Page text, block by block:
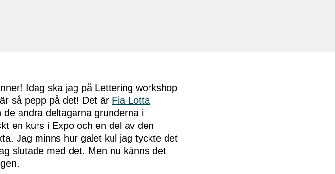
Idag ska jag på Lettering workshop
så pepp på det! Det är Fia Lotta
andra deltagarna grunderna i
en kurs i Expo och en del av den
Jag minns hur galet kul jag tyckte det
slutade med det. Men nu känns det